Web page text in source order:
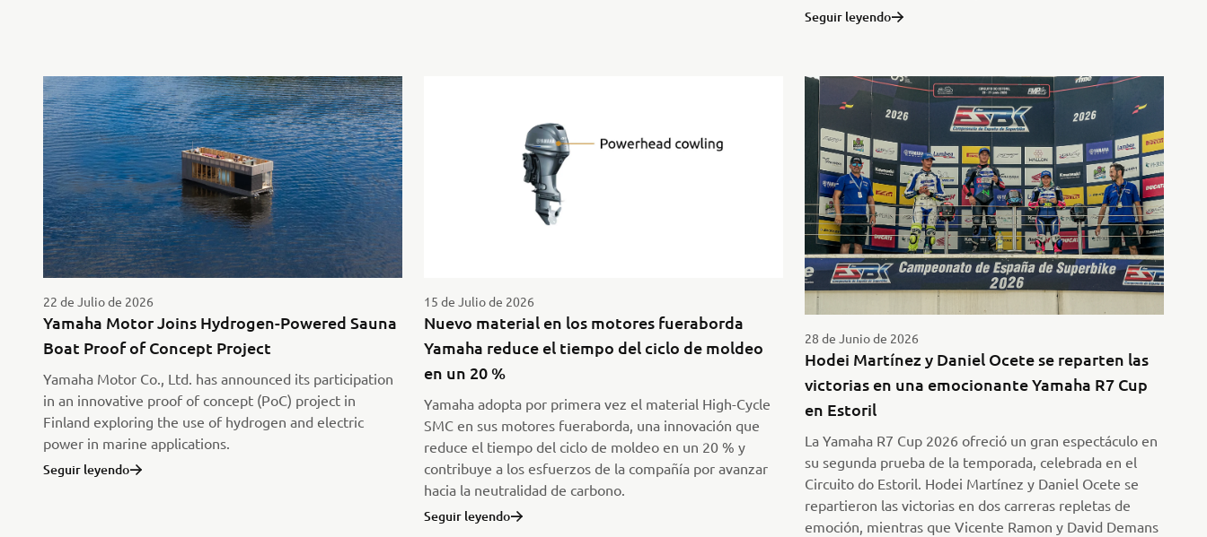
Seguir leyendo
22 de Julio de 2026
Yamaha Motor Joins Hydrogen-Powered Sauna
Boat Proof of Concept Project
Yamaha Motor Co., Ltd. has announced its participation
in an innovative proof of concept (PoC) project in
Finland exploring the use of hydrogen and electric
power in marine applications.
Seguir leyendo
15 de Julio de 2026
Nuevo material en los motores fueraborda
Yamaha reduce el tiempo del ciclo de moldeo
en un 20 %
Yamaha adopta por primera vez el material High-Cycle
SMC en sus motores fueraborda, una innovación que
reduce el tiempo del ciclo de moldeo en un 20 % y
contribuye a los esfuerzos de la compañía por avanzar
hacia la neutralidad de carbono.
Seguir leyendo
28 de Junio de 2026
Hodei Martínez y Daniel Ocete se reparten las
victorias en una emocionante Yamaha R7 Cup
en Estoril
La Yamaha R7 Cup 2026 ofreció un gran espectáculo en
su segunda prueba de la temporada, celebrada en el
Circuito do Estoril. Hodei Martínez y Daniel Ocete se
repartieron las victorias en dos carreras repletas de
emoción, mientras que Vicente Ramon y David Demans